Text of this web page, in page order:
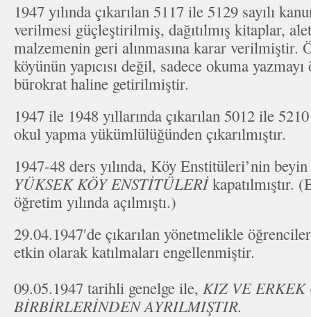
1947 yılında çıkarılan 5117 ile 5129 sayılı
verilmesi güçleştirilmiş, dağıtılmış kitaplar,
malzemenin geri alınmasına karar verilmiştir.
köyünün yapıcısı değil, sadece okuma
bürokrat haline getirilmiştir.
1947 ile 1948 yıllarında çıkarılan 5012 ile
okul yapma yükümlülüğünden çıkarılmıştır.
1947-48 ders yılında, Köy Enstitüleri’nin
YÜKSEK KÖY ENSTİTÜLERİkapatılmıştır.
öğretim yılında açılmıştı.)
29.04.1947′de çıkarılan yönetmelikle
etkin olarak katılmaları engellenmiştir.
09.05.1947 tarihli genelge ile, KIZ VE ERKEK
BİRBİRLERİNDEN AYRILMIŞTIR.